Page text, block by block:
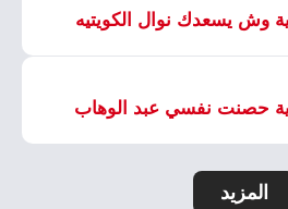
وش يسعدك نوال الكويتيه
حصنت نفسي عبد الوهاب
المزيد